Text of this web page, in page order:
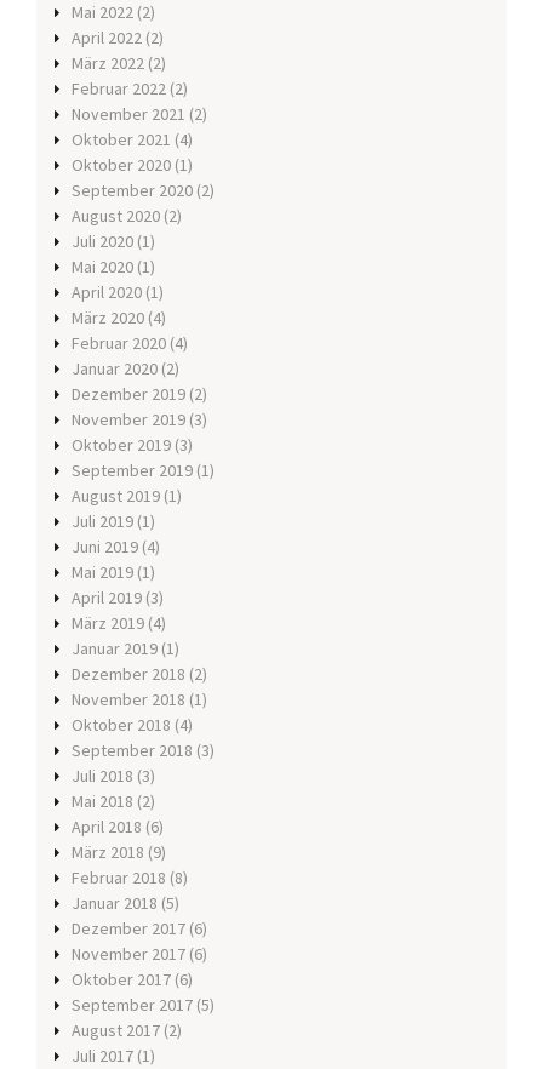
Mai 2022 (2)
April 2022 (2)
März 2022 (2)
Februar 2022 (2)
November 2021 (2)
Oktober 2021 (4)
Oktober 2020 (1)
September 2020 (2)
August 2020 (2)
Juli 2020 (1)
Mai 2020 (1)
April 2020 (1)
März 2020 (4)
Februar 2020 (4)
Januar 2020 (2)
Dezember 2019 (2)
November 2019 (3)
Oktober 2019 (3)
September 2019 (1)
August 2019 (1)
Juli 2019 (1)
Juni 2019 (4)
Mai 2019 (1)
April 2019 (3)
März 2019 (4)
Januar 2019 (1)
Dezember 2018 (2)
November 2018 (1)
Oktober 2018 (4)
September 2018 (3)
Juli 2018 (3)
Mai 2018 (2)
April 2018 (6)
März 2018 (9)
Februar 2018 (8)
Januar 2018 (5)
Dezember 2017 (6)
November 2017 (6)
Oktober 2017 (6)
September 2017 (5)
August 2017 (2)
Juli 2017 (1)